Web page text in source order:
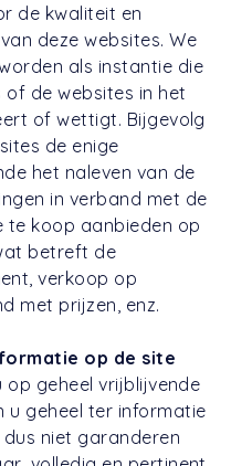
de kwaliteit en
deze websites. We
als instantie die
of de websites in het
of wettigt. Bijgevolg
de enige
het naleven van de
in verband met de
te koop aanbieden op
betreft de
verkoop op
met prijzen, enz.
op de site
op geheel vrijblijvende
u geheel ter informatie
niet garanderen